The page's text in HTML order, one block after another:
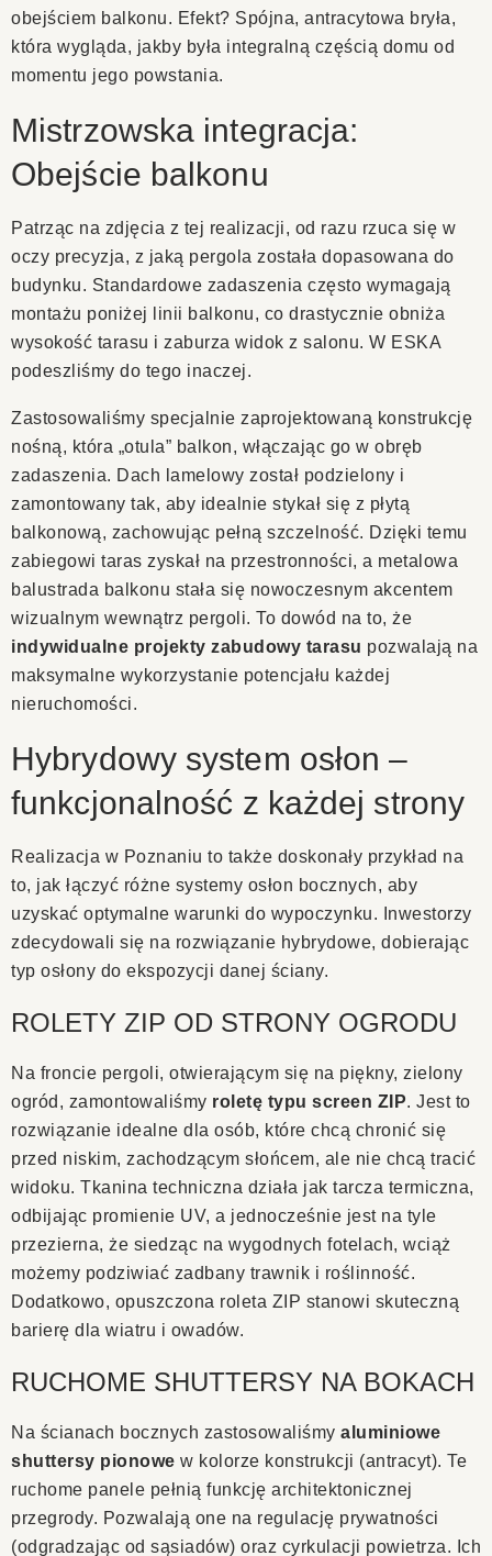
obejściem balkonu. Efekt? Spójna, antracytowa bryła,
która wygląda, jakby była integralną częścią domu od
momentu jego powstania.
Mistrzowska integracja:
Obejście balkonu
Patrząc na zdjęcia z tej realizacji, od razu rzuca się w
oczy precyzja, z jaką pergola została dopasowana do
budynku. Standardowe zadaszenia często wymagają
montażu poniżej linii balkonu, co drastycznie obniża
wysokość tarasu i zaburza widok z salonu. W ESKA
podeszliśmy do tego inaczej.
Zastosowaliśmy specjalnie zaprojektowaną konstrukcję
nośną, która „otula” balkon, włączając go w obręb
zadaszenia. Dach lamelowy został podzielony i
zamontowany tak, aby idealnie stykał się z płytą
balkonową, zachowując pełną szczelność. Dzięki temu
zabiegowi taras zyskał na przestronności, a metalowa
balustrada balkonu stała się nowoczesnym akcentem
wizualnym wewnątrz pergoli. To dowód na to, że
indywidualne projekty zabudowy tarasu pozwalają na
maksymalne wykorzystanie potencjału każdej
nieruchomości.
Hybrydowy system osłon –
funkcjonalność z każdej strony
Realizacja w Poznaniu to także doskonały przykład na
to, jak łączyć różne systemy osłon bocznych, aby
uzyskać optymalne warunki do wypoczynku. Inwestorzy
zdecydowali się na rozwiązanie hybrydowe, dobierając
typ osłony do ekspozycji danej ściany.
ROLETY ZIP OD STRONY OGRODU
Na froncie pergoli, otwierającym się na piękny, zielony
ogród, zamontowaliśmy roletę typu screen ZIP. Jest to
rozwiązanie idealne dla osób, które chcą chronić się
przed niskim, zachodzącym słońcem, ale nie chcą tracić
widoku. Tkanina techniczna działa jak tarcza termiczna,
odbijając promienie UV, a jednocześnie jest na tyle
przezierna, że siedząc na wygodnych fotelach, wciąż
możemy podziwiać zadbany trawnik i roślinność.
Dodatkowo, opuszczona roleta ZIP stanowi skuteczną
barierę dla wiatru i owadów.
RUCHOME SHUTTERSY NA BOKACH
Na ścianach bocznych zastosowaliśmy aluminiowe
shuttersy pionowe w kolorze konstrukcji (antracyt). Te
ruchome panele pełnią funkcję architektonicznej
przegrody. Pozwalają one na regulację prywatności
(odgradzając od sąsiadów) oraz cyrkulacji powietrza. Ich